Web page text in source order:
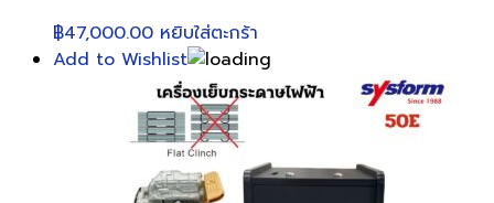
฿47,000.00 หยิบใส่ตะกร้า
Add to Wishlist